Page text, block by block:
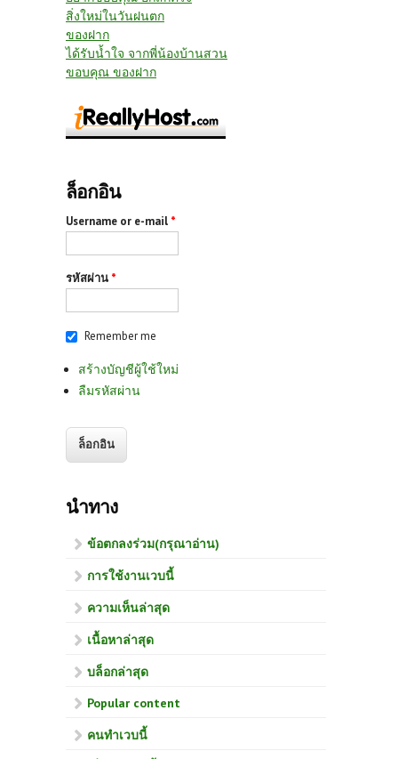
สิ่งใหม่ในวันฝนตก
ของฝาก
ได้รับน้ำใจ จากพี่น้องบ้านสวน
ขอบคุณ ของฝาก
ล็อกอิน
Username or e-mail *
รหัสผ่าน *
Remember me
สร้างบัญชีผู้ใช้ใหม่
ลืมรหัสผ่าน
นำทาง
ข้อตกลงร่วม(กรุณาอ่าน)
การใช้งานเวบนี้
ความเห็นล่าสุด
เนื้อหาล่าสุด
บล็อกล่าสุด
Popular content
คนทำเวบนี้